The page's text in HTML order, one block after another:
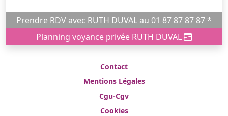
Prendre RDV avec RUTH DUVAL au 01 87 87 87 87 *
Planning voyance privée RUTH DUVAL
Contact
Mentions Légales
Cgu-Cgv
Cookies